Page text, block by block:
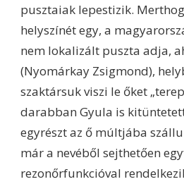
pusztaiak lepestizik.
helyszínét egy, a
nem lokalizált puszta adja,
(Nyomárkay Zsigmond),
szaktársuk viszi le őket
darabban Gyula is
egyrészt az ő múltjába
már a nevéből sejthetően
rezonőrfunkcióval